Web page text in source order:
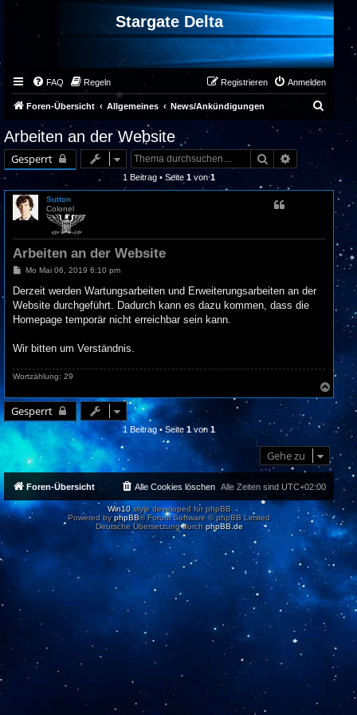
Stargate Delta
FAQ Regeln Anmelden
Registrieren
Foren-Übersicht Allgemeines News/Ankündigungen
Arbeiten an der Website
Gesperrt Suche
1 Beitrag • Seite 1 von1
Sutton
Colonel
Arbeiten an der Website
B
i
r
a
Mo Mai 06, 2019 6:10 pm
Derzeit werden Wartungsarbeiten und Erweiterungsarbeiten an der
Website durchgeführt. Dadurch kann es dazu kommen, dass die
Homepage temporär nicht erreichbar sein kann.
Wir bitten um Verständnis.
Wortzählung: 29
a
o
Gesperrt
1 Beitrag • Seite 1 von 1
Gehe zu
Foren-Übersicht Alle Zeiten sind UTC+02:00
Alle Cookies löschen
Win10style developed for phpBB
Powered byphpBB® Forum Software © phpBB Limited
Deutsche Übersetzung durch phpBB.de